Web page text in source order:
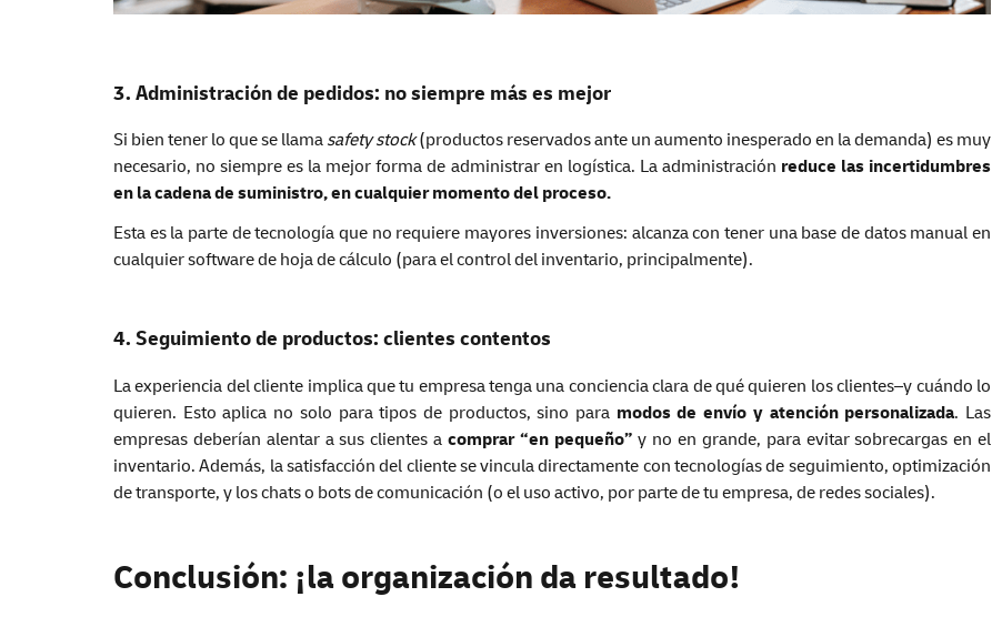
3. Administración de pedidos: no siempre más es mejor
Si bien tener lo que se llama safety stock(productos reservados ante un aumento inesperado en la demanda) es muy
necesario, no siempre es la mejor forma de administrar en logística. La administración reduce las incertidumbres
en la cadena de suministro, en cualquier momento del proceso.
Esta es la parte de tecnología que no requiere mayores inversiones: alcanza con tener una base de datos manual en
cualquier software de hoja de cálculo (para el control del inventario, principalmente).
4. Seguimiento de productos: clientes contentos
La experiencia del cliente implica que tu empresa tenga una conciencia clara de qué quieren los clientes–y cuándo lo
quieren. Esto aplica no solo para tipos de productos, sino para modos de envío y atención personalizada. Las
empresas deberían alentar a sus clientes a comprar “en pequeño” y no en grande, para evitar sobrecargas en el
inventario. Además, la satisfacción del cliente se vincula directamente con tecnologías de seguimiento, optimización
de transporte, y los chats o bots de comunicación (o el uso activo, por parte de tu empresa, de redes sociales).
Conclusión: ¡la organización da resultado!